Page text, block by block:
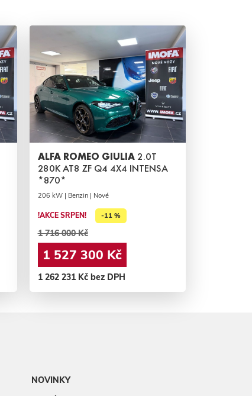
ALFA ROMEO GIULIA 2.0T
280K AT8 ZF Q4 4X4 INTENSA
*870*
206 kW | Benzin | Nové
!AKCE SRPEN! -11 %
1 716 000 Kč
1 527 300 Kč
1 262 231 Kč bez DPH
NOVINKY